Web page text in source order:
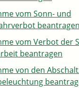
vom Sonn- und
beantragen
vom Verbot der
beantragen
von den